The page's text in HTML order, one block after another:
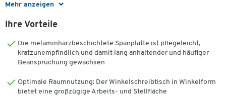
Mehr anzeigen
ansprechenden Dekoren verfügbar. Wählen sie zudem zwischen
Ihre Vorteile
Die melaminharzbeschichtete Spanplatte ist pflegeleicht,
kratzunempfindlich und damit lang anhaltender und häufiger
Beanspruchung gewachsen
Optimale Raumnutzung: Der Winkelschreibtisch in Winkelform
bietet eine großzügige Arbeits- und Stellfläche